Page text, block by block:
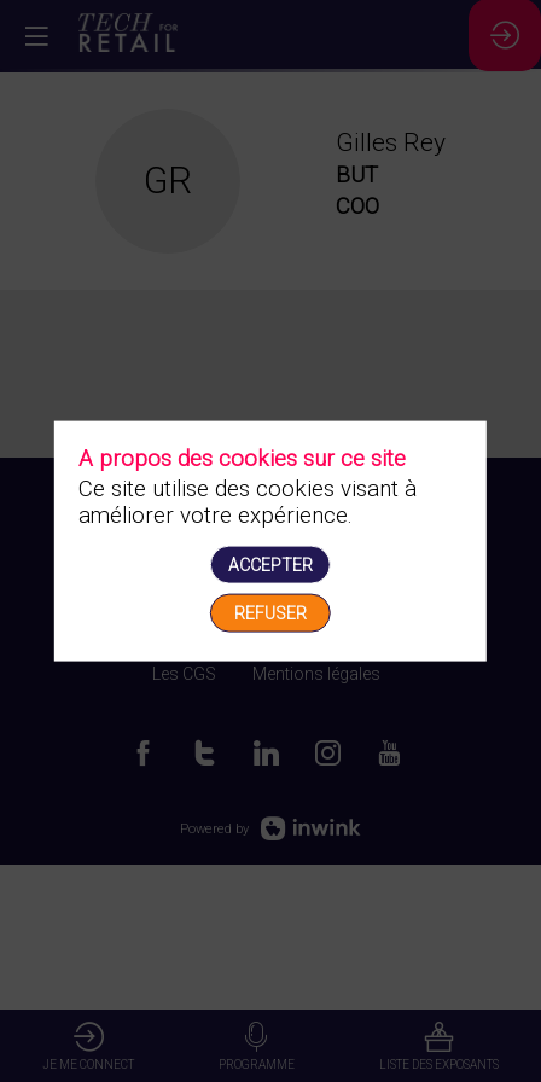
GR
Gilles Rey
BUT
COO
Gérer mes cookies
Les CGS Mentions légales
Powered by
JE ME CONNECT PROGRAMME LISTE DES EXPOSANTS
A propos des cookies sur ce site
Ce site utilise des cookies visant à
améliorer votre expérience.
ACCEPTER
REFUSER